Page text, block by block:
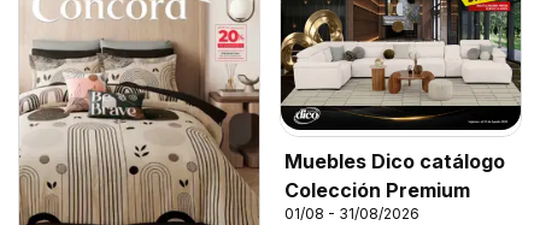
Muebles Dico catálogo
Colección Premium
01/08 - 31/08/2026